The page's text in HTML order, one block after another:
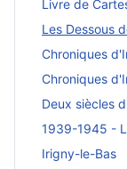
Livre de
Les Dessous
Chroniques
Chroniques
Deux siècles
1939-1945 -
Irigny-le-Bas